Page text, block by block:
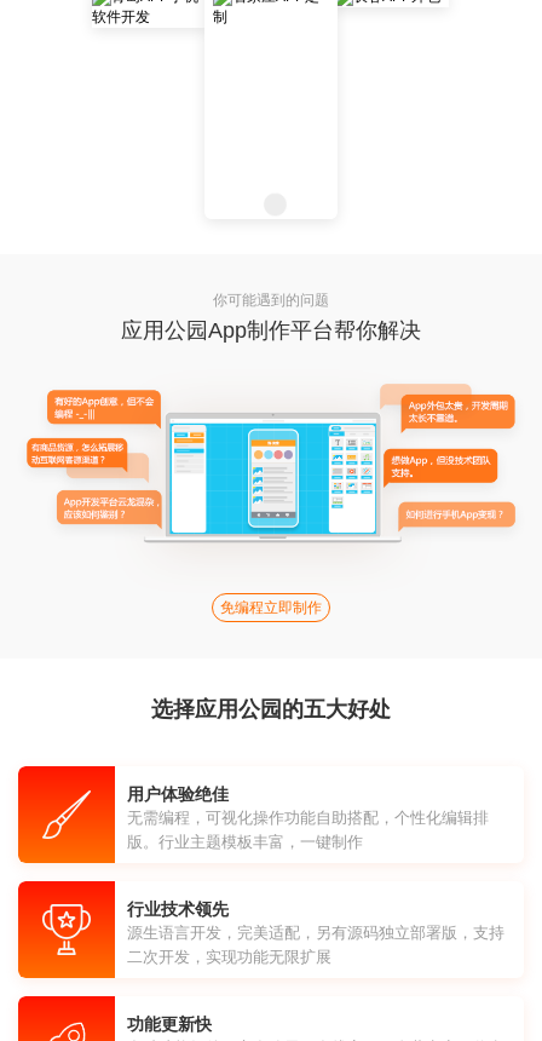
你可能遇到的问题
应用公园App制作平台帮你解决
免编程立即制作
选择应用公园的五大好处
用户体验绝佳
无需编程，可视化操作功能自助搭配，个性化编辑排
版。行业主题模板丰富，一键制作
行业技术领先
源生语言开发，完美适配，另有源码独立部署版，支持
二次开发，实现功能无限扩展
功能更新快